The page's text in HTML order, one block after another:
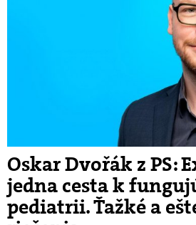
Oskar Dvořák z PS:
jedna cesta k
pediatrii. Ťažké a